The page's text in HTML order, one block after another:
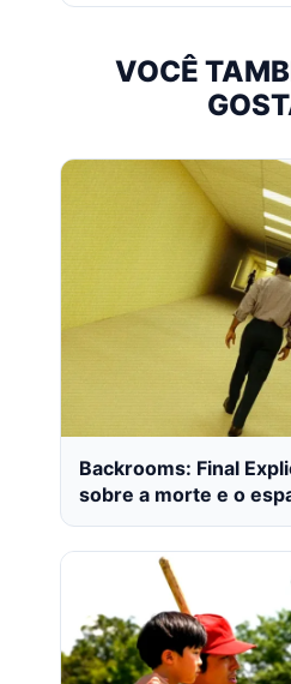
VOCÊ
Backrooms: Final
sobre a morte e o